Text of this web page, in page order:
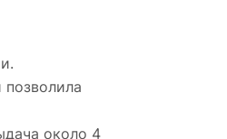
около 4